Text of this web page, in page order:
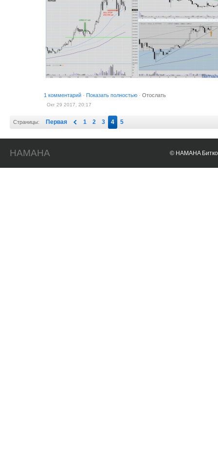
1 комментарий · Показать полностью · Отослать
Окт 29 2017, 20:17
Страницы: Первая 1 2 3 4 5
HAMAHA © HAMAHA